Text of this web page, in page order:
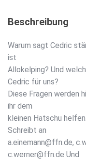
Beschreibung
Warum sagt Cedric
ist
Allokelping? Und
Cedric für uns?
Diese Fragen werden
ihr dem
kleinen Hatschu
Schreibt an
a.einemann@ffn.de,
c.werner@ffn.de Und